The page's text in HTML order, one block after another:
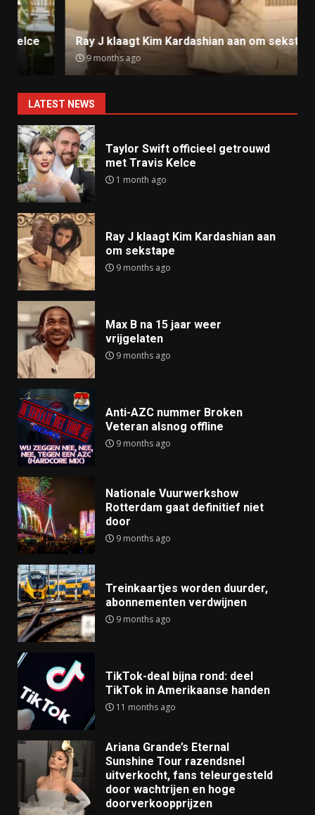
Ray J klaagt Kim Kardashian aan om sekstape
9 months ago
LATEST NEWS
Taylor Swift officieel getrouwd
met Travis Kelce
1 month ago
Ray J klaagt Kim Kardashian aan
om sekstape
9 months ago
Max B na 15 jaar weer
vrijgelaten
9 months ago
Anti-AZC nummer Broken
Veteran alsnog offline
9 months ago
Nationale Vuurwerkshow
Rotterdam gaat definitief niet
door
9 months ago
Treinkaartjes worden duurder,
abonnementen verdwijnen
9 months ago
TikTok-deal bijna rond: deel
TikTok in Amerikaanse handen
11 months ago
Ariana Grande’s Eternal
Sunshine Tour razendsnel
uitverkocht, fans teleurgesteld
door wachtrijen en hoge
doorverkoopprijzen